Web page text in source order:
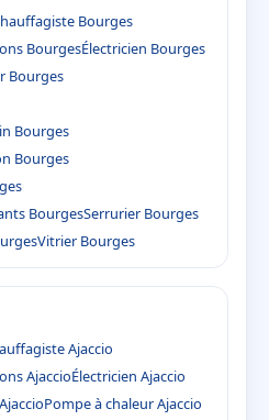
Bourges
BourgesÉlectricien Bourges
Bourges
Bourges
Bourges
BourgesSerrurier Bourges
Vitrier Bourges
Ajaccio
AjaccioÉlectricien Ajaccio
Pompe à chaleur Ajaccio